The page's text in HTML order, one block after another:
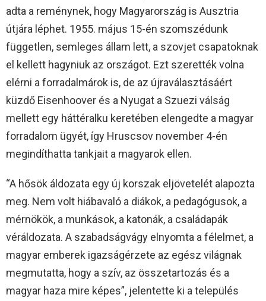
adta a reménynek, hogy Magyarország is Ausztria
útjára léphet. 1955. május 15-én szomszédunk
független, semleges állam lett, a szovjet csapatoknak
el kellett hagyniuk az országot. Ezt szerették volna
elérni a forradalmárok is, de az újraválasztásáért
küzdő Eisenhoover és a Nyugat a Szuezi válság
mellett egy háttéralku keretében elengedte a magyar
forradalom ügyét, így Hruscsov november 4-én
megindíthatta tankjait a magyarok ellen.
“A hősök áldozata egy új korszak eljövetelét alapozta
meg. Nem volt hiábavaló a diákok, a pedagógusok, a
mérnökök, a munkások, a katonák, a családapák
véráldozata. A szabadságvágy elnyomta a félelmet, a
magyar emberek igazságérzete az egész világnak
megmutatta, hogy a szív, az összetartozás és a
magyar haza mire képes”, jelentette ki a település